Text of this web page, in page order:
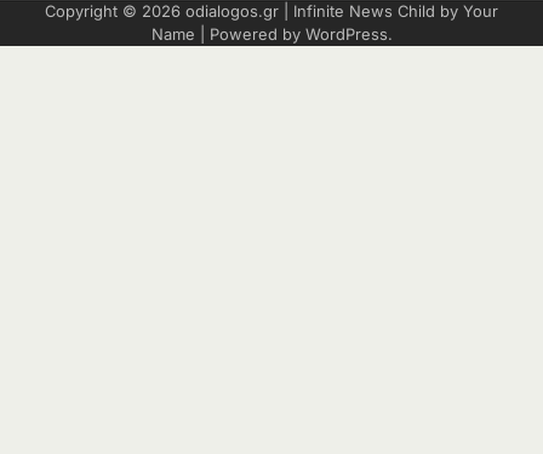
Copyright © 2026 odialogos.gr | Infinite News Child by Your
Name | Powered by WordPress.